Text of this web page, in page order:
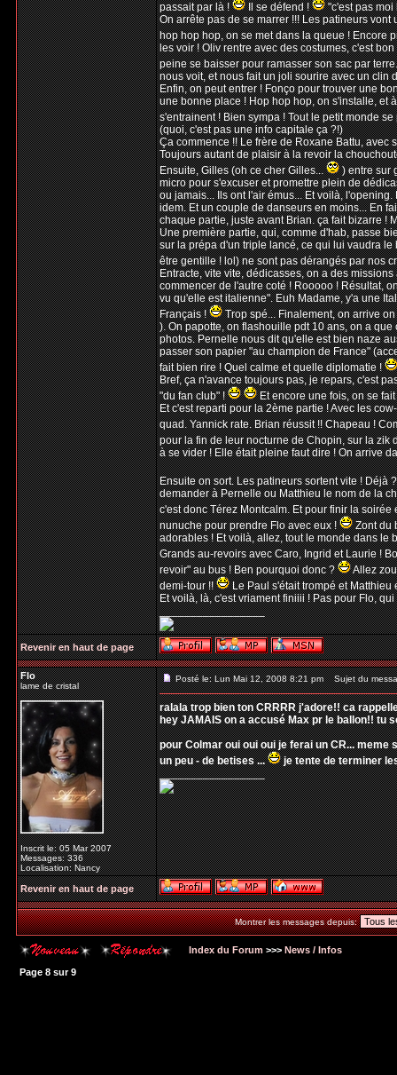
passait par là !
Il se défend !
"c'est pas moi
On arrête pas de se marrer !!! Les patineurs
hop hop hop, on se met dans la queue ! Encore
les voir ! Oliv rentre avec des costumes, c'est
peine se baisser pour ramasser son sac par
nous voit, et nous fait un joli sourire avec un clin
Enfin, on peut entrer ! Fonço pour trouver une
une bonne place ! Hop hop hop, on s'installe, et
s'entrainent ! Bien sympa ! Tout le petit monde
(quoi, c'est pas une info capitale ça ?!)
Ça commence !! Le frère de Roxane Battu,
Toujours autant de plaisir à la revoir la
Ensuite, Gilles (oh ce cher Gilles...
) entre sur
micro pour s'excuser et promettre plein de
ou jamais... Ils ont l'air émus... Et voilà,
idem. Et un couple de danseurs en moins... En
chaque partie, juste avant Brian. ça fait bizarre !
Une première partie, qui, comme d'hab, passe
sur la prépa d'un triple lancé, ce qui lui vaudra
être gentille ! lol) ne sont pas dérangés par nos
Entracte, vite vite, dédicasses, on a des
commencer de l'autre coté ! Rooooo ! Résultat,
vu qu'elle est italienne". Euh Madame, y'a une
Français !
Trop spé... Finalement, on arrive
). On papotte, on flashouille pdt 10 ans, on a
photos. Pernelle nous dit qu'elle est bien naze
passer son papier "au champion de France"
fait bien rire ! Quel calme et quelle diplomatie !
Bref, ça n'avance toujours pas, je repars, c'est
"du fan club" !
Et encore une fois, on se
Et c'est reparti pour la 2ème partie ! Avec les
quad. Yannick rate. Brian réussit !! Chapeau !
pour la fin de leur nocturne de Chopin, sur la zik
à se vider ! Elle était pleine faut dire ! On arrive
Ensuite on sort. Les patineurs sortent vite ! Déjà
demander à Pernelle ou Matthieu le nom de la
c'est donc Térez Montcalm. Et pour finir la
nunuche pour prendre Flo avec eux !
Zont du
adorables ! Et voilà, allez, tout le monde dans le
Grands au-revoirs avec Caro, Ingrid et Laurie !
revoir" au bus ! Ben pourquoi donc ?
Allez
demi-tour !!
Le Paul s'était trompé et Matthieu
Et voilà, là, c'est vriament finiiii ! Pas pour Flo,
_________________
Revenir en haut de page
Flo
lame de cristal
Inscrit le: 05 Mar 2007
Messages: 336
Localisation: Nancy
Posté le: Lun Mai 12, 2008 8:21 pm Sujet du
ralala trop bien ton CRRRR j'adore!! ca
hey JAMAIS on a accusé Max pr le ballon!! tu
pour Colmar oui oui oui je ferai un CR...
un peu - de betises ...
je tente de terminer
_________________
Revenir en haut de page
Montrer les messages depuis:
Index du Forum >>> News / Infos
Page 8 sur9